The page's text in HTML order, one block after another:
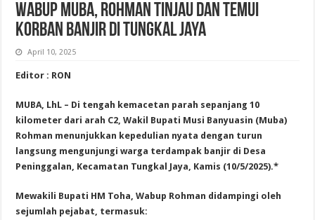
Wabup Muba, Rohman Tinjau dan Temui
Korban Banjir di Tungkal Jaya
April 10, 2025
Editor : RON
MUBA, LhL – Di tengah kemacetan parah sepanjang 10
kilometer dari arah C2, Wakil Bupati Musi Banyuasin (Muba)
Rohman menunjukkan kepedulian nyata dengan turun
langsung mengunjungi warga terdampak banjir di Desa
Peninggalan, Kecamatan Tungkal Jaya, Kamis (10/5/2025).*
Mewakili Bupati HM Toha, Wabup Rohman didampingi oleh
sejumlah pejabat, termasuk: